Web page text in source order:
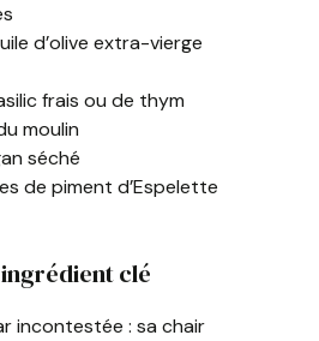
d’olive extra-vierge
frais ou de thym
moulin
séché
de piment d’Espelette
clé
incontestée : sa chair